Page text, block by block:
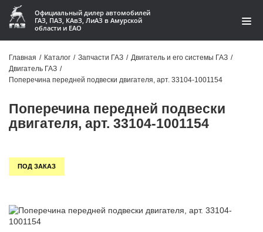
Официальный дилер автомобилей
ГАЗ, ПАЗ, КАвЗ, ЛиАЗ в Амурской
области и ЕАО
Акции
О компании
Контакты
Доставка
Статьи
Главная / Каталог / Запчасти ГАЗ / Двигатель и его системы ГАЗ /
Двигатель ГАЗ /
Поперечина передней подвески двигателя, арт. 33104-1001154
Поперечина передней подвески
двигателя, арт. 33104-1001154
ПОД ЗАКАЗ